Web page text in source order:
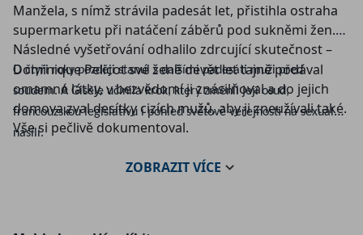
Manžela, s nímž strávila padesát let, přistihla ostraha
supermarketu při natáčení záběrů pod sukněmi žen.
Následné vyšetřování odhalilo zdrcující skutečnost–
Dominique Pelicot své ženě devět let tajně podával
omamné látky, v bezvědomí ji znásilňoval a do jejich
domova zval desítky cizích mužů, aby ji zneužívali také.
Vše si pečlivě dokumentoval.
O čtyři roky později stanul s dalšími padesáti muži před
soudem. A Gisèle učinila krok, který změnil její osud,
francouzskou legislativu i pohled světové veřejnosti na sexuální
násilí.
„To oni musí zahanbeně sklonit hlavu, ne já,“ prohlásila a
ZOBRAZITVÍCE